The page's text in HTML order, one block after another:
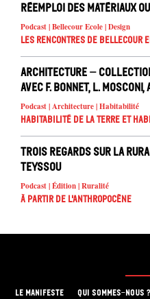
Réemploi des matériaux
Podcast | Bellecour Ecole | Design
Les rencontres de Bellecour
Architecture –
avec F. Bonnet, L. Mosconi,
Podcast | Architecture | Habitabilité
Habitabilité de la Terre et
Trois regards sur la
Teyssou
Podcast | Édition | Ruralité
À partir de l'anthropocène
LE MANIFESTE QUI SOMMES-NOUS ?